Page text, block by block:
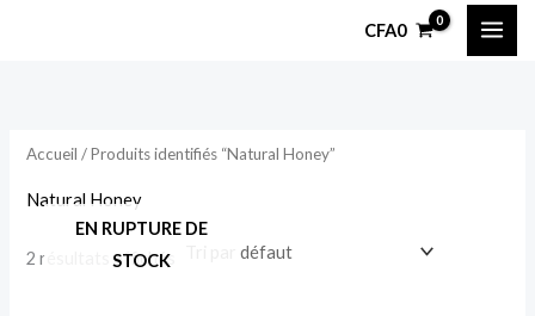
CFA0
Accueil / Produits identifiés “Natural Honey”
Natural Honey
2 résultats affichés
EN RUPTURE DE
STOCK